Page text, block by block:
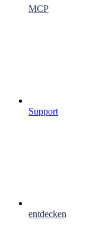
MCP
Support
entdecken